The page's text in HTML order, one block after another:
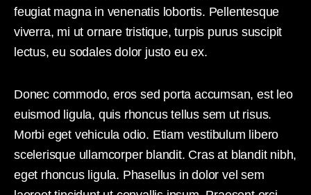
feugiat magna in venenatis lobortis. Pellentesque
viverra, mi ut ornare tristique, turpis purus suscipit
lectus, eu sodales dolor justo eu ex.
Donec commodo, eros sed porta accumsan, est leo
euismod ligula, quis rhoncus tellus sem ut risus.
Morbi eget vehicula odio. Etiam vestibulum libero
scelerisque ullamcorper blandit. Cras at blandit nibh,
eget rhoncus ligula. Phasellus in dolor vel sem